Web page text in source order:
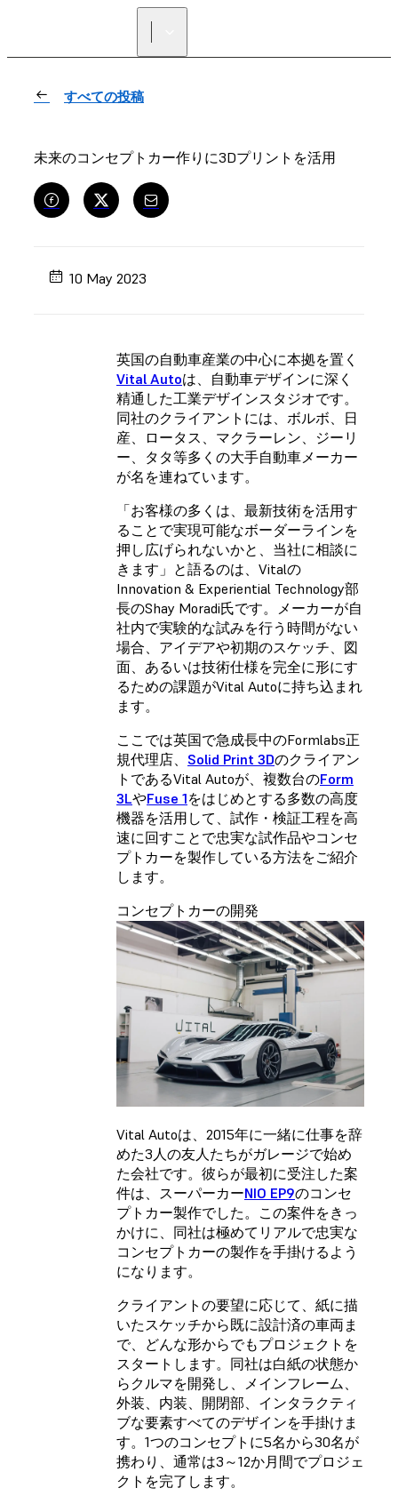
すべての投稿
未来のコンセプトカー作りに3Dプリントを活用
10 May 2023
英国の自動車産業の中心に本拠を置く
Vital Autoは、自動車デザインに深く
精通した工業デザインスタジオです。
同社のクライアントには、ボルボ、日
産、ロータス、マクラーレン、ジーリ
ー、タタ等多くの大手自動車メーカー
が名を連ねています。
「お客様の多くは、最新技術を活用す
ることで実現可能なボーダーラインを
押し広げられないかと、当社に相談に
きます」と語るのは、Vitalの
Innovation & Experiential Technology部
長のShay Moradi氏です。メーカーが自
社内で実験的な試みを行う時間がない
場合、アイデアや初期のスケッチ、図
面、あるいは技術仕様を完全に形にす
るための課題がVital Autoに持ち込まれ
ます。
ここでは英国で急成長中のFormlabs正
規代理店、 Solid Print 3Dのクライアン
トであるVital Autoが、複数台のForm
3LやFuse 1をはじめとする多数の高度
機器を活用して、試作・検証工程を高
速に回すことで忠実な試作品やコンセ
プトカーを製作している方法をご紹介
します。
コンセプトカーの開発
Vital Autoは、2015年に一緒に仕事を辞
めた3人の友人たちがガレージで始め
た会社です。彼らが最初に受注した案
件は、スーパーカーNIO EP9のコンセ
プトカー製作でした。この案件をきっ
かけに、同社は極めてリアルで忠実な
コンセプトカーの製作を手掛けるよう
になります。
クライアントの要望に応じて、紙に描
いたスケッチから既に設計済の車両ま
で、どんな形からでもプロジェクトを
スタートします。同社は白紙の状態か
らクルマを開発し、メインフレーム、
外装、内装、開閉部、インタラクティ
ブな要素すべてのデザインを手掛けま
す。1つのコンセプトに5名から30名が
携わり、通常は3～12か月間でプロジェ
クトを完了します。